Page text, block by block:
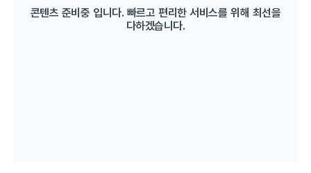
콘텐츠 준비중 입니다. 빠르고 편리한 서비스를 위해 최선을
다하겠습니다.